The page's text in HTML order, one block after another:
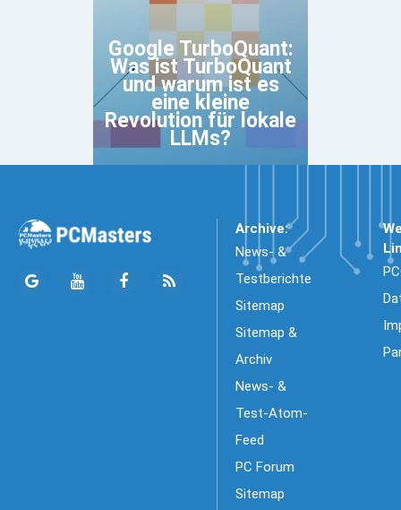
Google TurboQuant:
Was ist TurboQuant
und warum ist es
eine kleine
Revolution für lokale
LLMs?
Archive:
News- &
Testberichte
Sitemap
Sitemap &
Archiv
News- &
Test-Atom-
Feed
PC Forum
Sitemap